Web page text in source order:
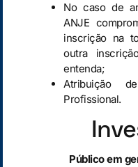
No caso de
ANJE
inscrição na
outra
entenda;
Atribuição
Profissional.
Público em